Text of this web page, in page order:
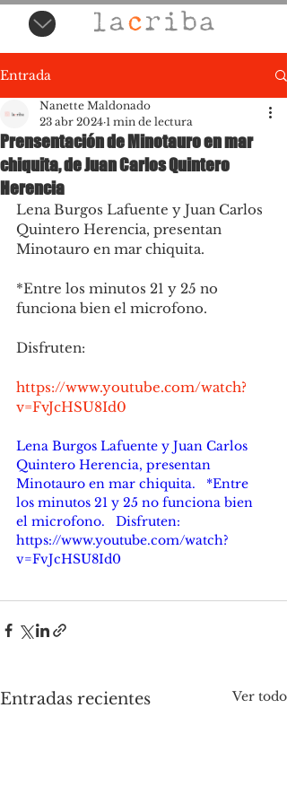
Entrada
Prensentación de Minotauro en mar
chiquita, de Juan Carlos Quintero
Herencia
Nanette Maldonado
23 abr 2024 1 min de lectura
Lena Burgos Lafuente y Juan Carlos
Quintero Herencia, presentan
Minotauro en mar chiquita.
*Entre los minutos 21 y 25 no
funciona bien el microfono.
Disfruten:
https://www.youtube.com/watch?
v=FvJcHSU8Id0
Lena Burgos Lafuente y Juan Carlos
Quintero Herencia, presentan
Minotauro en mar chiquita.   *Entre
los minutos 21 y 25 no funciona bien
el microfono.   Disfruten:
https://www.youtube.com/watch?
v=FvJcHSU8Id0
Entradas recientes Ver todo